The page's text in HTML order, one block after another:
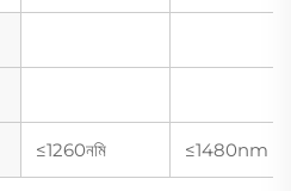
≤1260নমি ≤1480nm